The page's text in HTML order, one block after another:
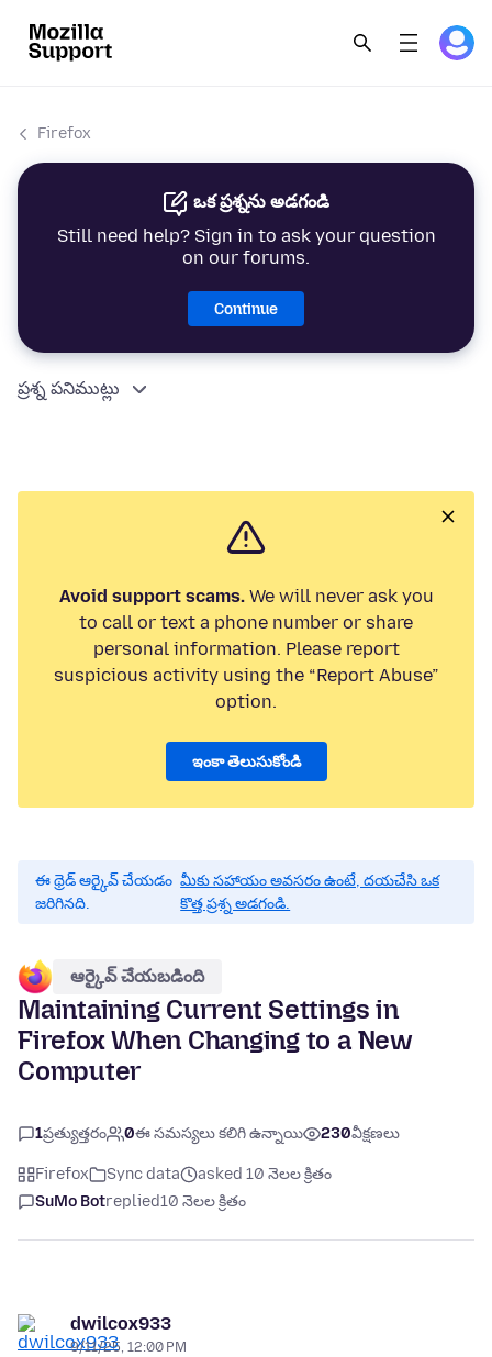
Firefox
ఒక ప్రశ్నను అడగండి
Still need help? Sign in to ask your question
on our forums.
Continue
ప్రశ్న పనిముట్లు
Avoid support scams.We will never ask you
to call or text a phone number or share
personal information. Please report
suspicious activity using the “Report Abuse”
option.
ఇంకా తెలుసుకోండి
ఈ థ్రెడ్ ఆర్కైవ్ చేయడం
జరిగినది.
మీకు సహాయం అవసరం ఉంటే, దయచేసి ఒక
కొత్త ప్రశ్న అడగండి.
ఆర్కైవ్ చేయబడింది
Maintaining Current Settings in
Firefox When Changing to a New
Computer
1ప్రత్యుత్తరం 0ఈ సమస్యలు కలిగి ఉన్నాయి 230వీక్షణలు
Firefox Sync data
asked 10 నెలల క్రితం
SuMo Botreplied10 నెలల క్రితం
dwilcox933
9/11/25, 12:00 PM